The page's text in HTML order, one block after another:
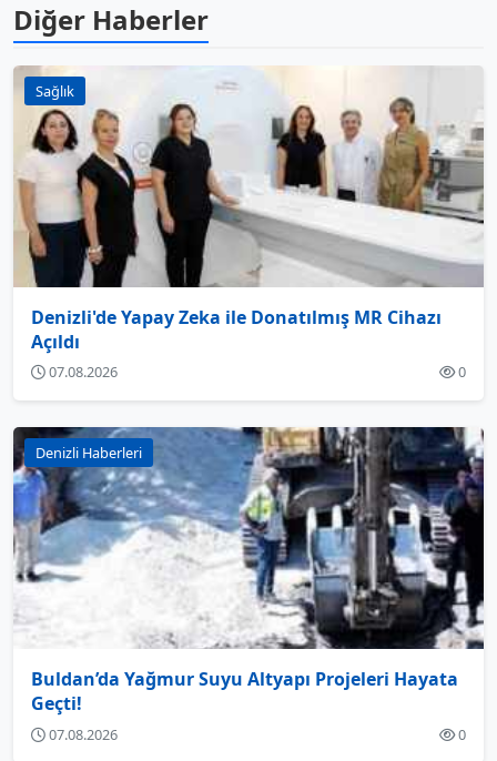
Diğer Haberler
Sağlık
Denizli'de Yapay Zeka ile Donatılmış MR Cihazı
Açıldı
07.08.2026 0
Denizli Haberleri
Buldan’da Yağmur Suyu Altyapı Projeleri Hayata
Geçti!
07.08.2026 0